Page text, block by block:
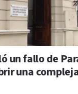
un fallo de
una